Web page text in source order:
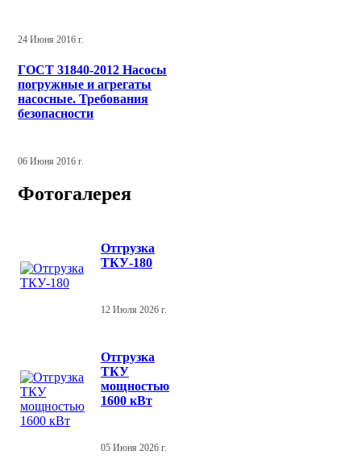
24 Июня 2016 г.
ГОСТ 31840-2012 Насосы
погружные и агрегаты
насосные. Требования
безопасности
06 Июня 2016 г.
Фотогалерея
Отгрузка
ТКУ-180
12 Июля 2026 г.
Отгрузка
ТКУ
мощностью
1600 кВт
05 Июня 2026 г.